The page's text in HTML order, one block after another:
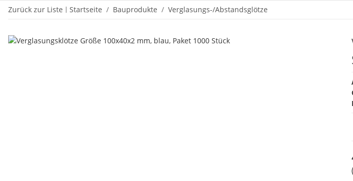
Zurück zur Liste
Startseite Bauprodukte Verglasungs-/Abstandsglötze